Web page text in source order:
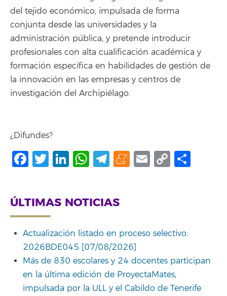
del tejido económico, impulsada de forma
conjunta desde las universidades y la
administración pública, y pretende introducir
profesionales con alta cualificación académica y
formación específica en habilidades de gestión de
la innovación en las empresas y centros de
investigación del Archipiélago.
¿Difundes?
Facebook
Twitter
LinkedIn
WhatsApp
Telegram
Meneame
Email
Copy
ÚLTIMAS NOTICIAS
Actualización listado en proceso selectivo:
2026BDE045 [07/08/2026]
Más de 830 escolares y 24 docentes participan
en la última edición de ProyectaMates,
impulsada por la ULL y el Cabildo de Tenerife